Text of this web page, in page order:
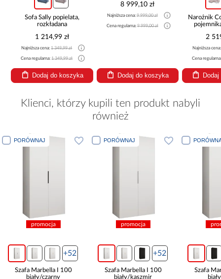
Sofa Sally popielata,
rozkładana
1 214,99 zł
Najniższa cena:1 349,99 zł
Cena regularna:1 349,99 zł
Dodaj do koszyka
8 999,10 zł
Najniższa cena:9 999,00 zł
Cena regularna:9 999,00 zł
Dodaj do koszyka
Narożnik
2
Najniższa
Cena
Klienci, którzy kupili ten produkt nabyli
również
+52
I 100
PORÓWNAJ
+52
Szafa Marbella I 100
biały/kaszmir
PORÓWNAJ
Szafa Marbella I 100